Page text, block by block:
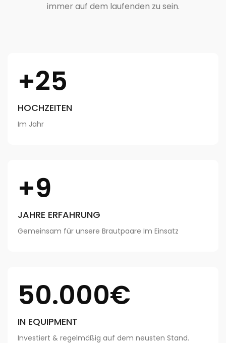
immer auf dem laufenden zu sein.
+25
HOCHZEITEN
Im Jahr
+9
JAHRE ERFAHRUNG
Gemeinsam für unsere Brautpaare Im Einsatz
50.000€
IN EQUIPMENT
Investiert & regelmäßig auf dem neusten Stand.